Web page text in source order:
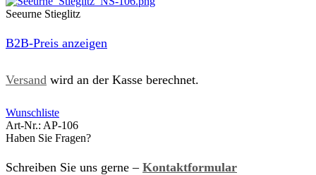
Seeurne Stieglitz
B2B-Preis anzeigen
Versand wird an der Kasse berechnet.
Wunschliste
Art-Nr.: AP-106
Haben Sie Fragen?
Schreiben Sie uns gerne – Kontaktformular